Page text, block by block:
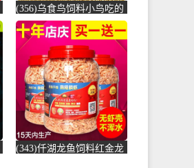
(356)乌食鸟饲料小鸟吃的
食物麻雀鸟食小鹦鹉鸽子
颗粒201-鸽饲料(蕴橙汇家
居专营店仅售19.4元)
(343)仟湖龙鱼饲料红金龙